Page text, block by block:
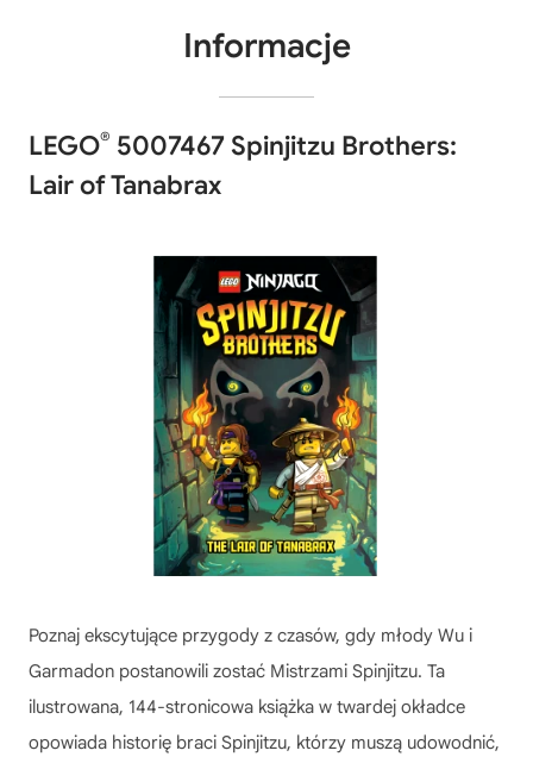
Informacje
LEGO® 5007467 Spinjitzu Brothers:
Lair of Tanabrax
Poznaj ekscytujące przygody z czasów, gdy młody Wu i
Garmadon postanowili zostać Mistrzami Spinjitzu. Ta
ilustrowana, 144-stronicowa książka w twardej okładce
opowiada historię braci Spinjitzu, którzy muszą udowodnić,